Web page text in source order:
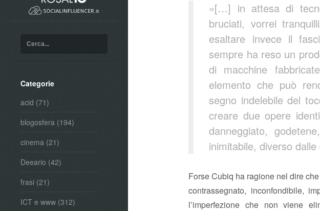
Categorie
acid (71)
blogosfera (194)
cinema (21)
Deeario (42)
frasi (21)
ICT e www (312)
«[…] in attesa di
bruciati, vorrei
esaltare invece il
sempre ha reso un
di macchine
elemento che può
segno indelebile del
creare due opere
danneggiato,
inimitabile, diverso
Forse Cubiq ha ragione nel dire
contrassegnato, inconfondibile,
l’imperfezione che non viene